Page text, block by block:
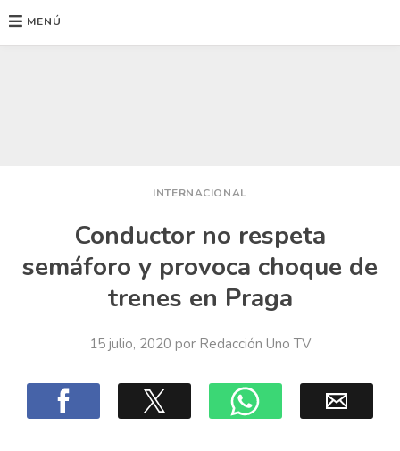
MENÚ
INTERNACIONAL
Conductor no respeta
semáforo y provoca choque de
trenes en Praga
15 julio, 2020 por Redacción Uno TV